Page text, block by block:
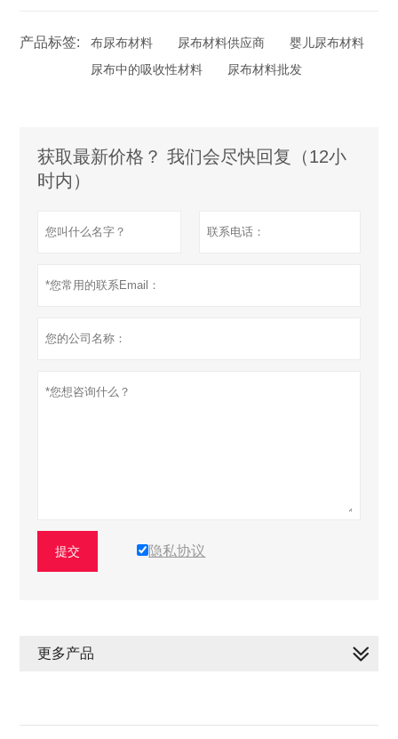
产品标签: 布尿布材料 尿布材料供应商
婴儿尿布材料
尿布中的吸收性材料
尿布材料批发
获取最新价格？ 我们会尽快回复（12小
时内）
提交 隐私协议
更多产品